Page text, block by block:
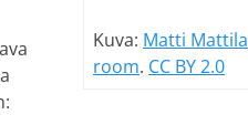
Kuva: Matti Mattila
room. CC BY 2.0